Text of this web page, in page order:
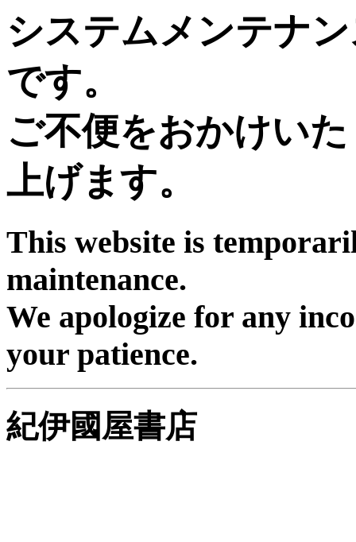
システムメンテナ
です。
ご不便をおかけい
上げます。
This website is
maintenance.
We apologize for any
your patience.
紀伊國屋書店